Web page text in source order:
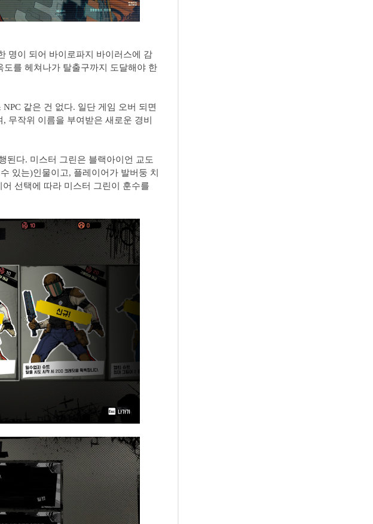
명이 되어 바이로파지 바이러스에 감
도를 헤쳐나가 탈출구까지 도달해야 한
같은 건 없다. 일단 게임 오버 되면
무작위 이름을 부여받은 새로운 경비
된다. 미스터 그린은 블랙아이언 교도
있는)인물이고, 플레이어가 발버둥 치
선택에 따라 미스터 그린이 훈수를